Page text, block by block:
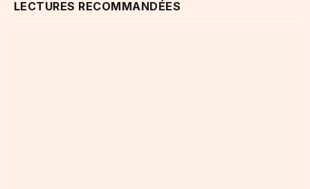
LECTURES RECOMMANDÉES